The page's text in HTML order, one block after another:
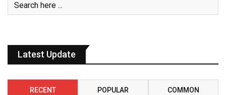
Latest Update
RECENT POPULAR COMMON